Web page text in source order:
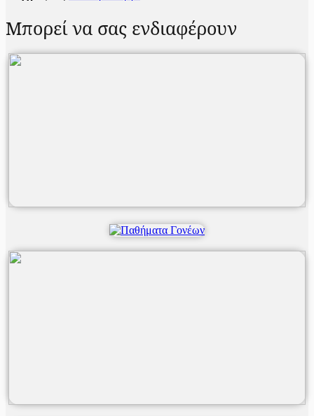
Μπορεί να σας ενδιαφέρουν